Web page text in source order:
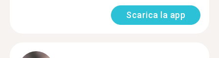
Scarica la app